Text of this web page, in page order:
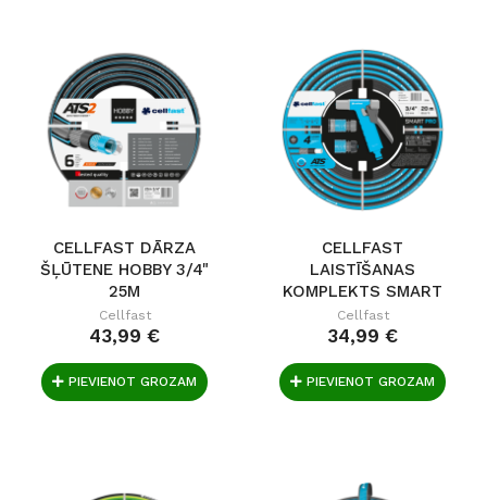
CELLFAST DĀRZA
ŠĻŪTENE HOBBY 3/4"
25M
Cellfast
43,99 €
PIEVIENOT GROZAM
CELLFAST
LAISTĪŠANAS
KOMPLEKTS SMART
PRO ATS...
Cellfast
34,99 €
PIEVIENOT GROZAM